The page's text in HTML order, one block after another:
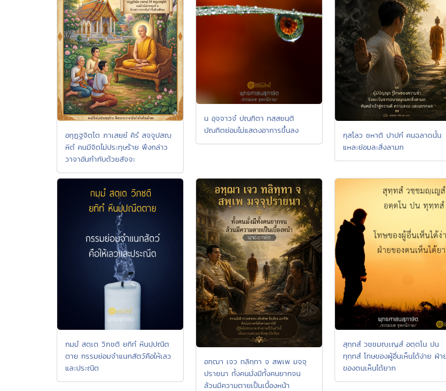
อทุฏฺฐจิตฺโต ภาเสยฺยํ คิรํ สจฺจูปสญฺ
หิตํ คนมีจิตไม่ประทุษร้าย พึงกล่าว
วาจาอันกำกับด้วยสัจจะ
น อุจฺจาวจํ ปณฺฑิตา ทสฺสยนฺติ
บัณฑิตย่อมไม่แสดงอาการขึ้นลง
กุสโลว ชหาติ ปาปกํ คนฉลาดนั้น
แหละย่อมละสิ่งลามก
กมฺมํ สตฺเต วิภชติ ยทิทํ หีนปฺปณีต
ตาย กรรมย่อมจำแนกสัตว์คือให้เลว
และประณีต
อฑฺฒา เจว ทลิทฺทา จ สพฺเพ มจฺจุ
ปรายนา ทั้งคนมั่งมีทั้งคนยากจน
ล้วนมีความตายเป็นเบื้องหน้า
สุทฺทสํ วชฺชมญฺเญสํ อตฺตโน ปน
ทุทฺทสํ โทษของผู้อื่นเห็นได้ง่าย ฝ่า
ของตนเห็นได้ยาก